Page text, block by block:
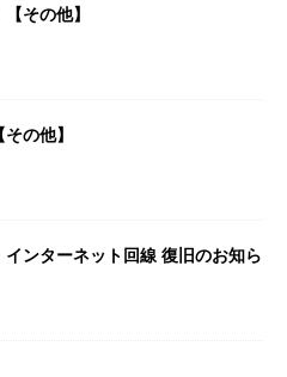
その他】
の他】
インターネット回線 復旧のお知ら